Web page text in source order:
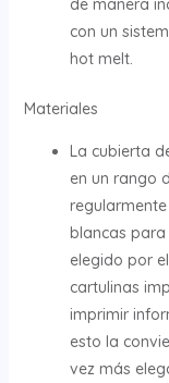
de manera
con un
hot melt.
Materiales
La cubierta
en un rango
blancas para
elegido por
cartulinas
imprimir
esto la
vez más